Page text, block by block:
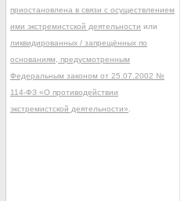
приостановлена в связи с осуществлением
ими экстремистской деятельности или
ликвидированных / запрещённых по
основаниям, предусмотренным
Федеральным законом от 25.07.2002 №
114-ФЗ «О противодействии
экстремистской деятельности»